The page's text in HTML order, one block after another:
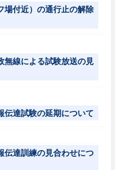
場付近）の通行止の解除
無線による試験放送の見
伝達試験の延期について
伝達訓練の見合わせにつ